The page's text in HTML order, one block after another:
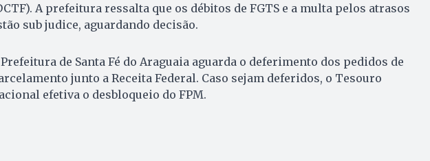
A prefeitura ressalta que os débitos de FGTS e a multa pelos atrasos
sub judice, aguardando decisão.
de Santa Fé do Araguaia aguarda o deferimento dos pedidos de
junto a Receita Federal. Caso sejam deferidos, o Tesouro
efetiva o desbloqueio do FPM.